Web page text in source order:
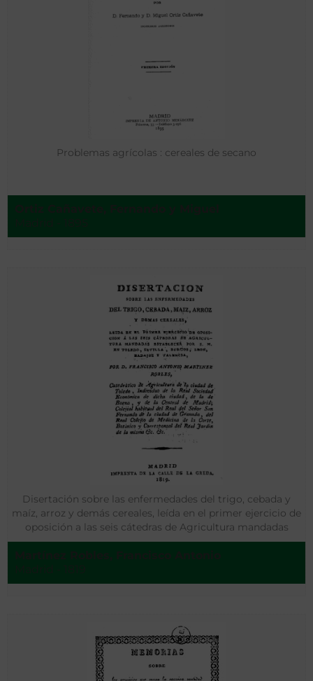
Problemas agrícolas : cereales de secano
Disertación sobre las enfermedades del trigo, cebada y
maíz, arroz y demás cereales, leída en el primer ejercicio de
oposición a las seis cátedras de Agricultura mandadas
establecer por S. M. en Toledo, Sevilla, Burgos, León,